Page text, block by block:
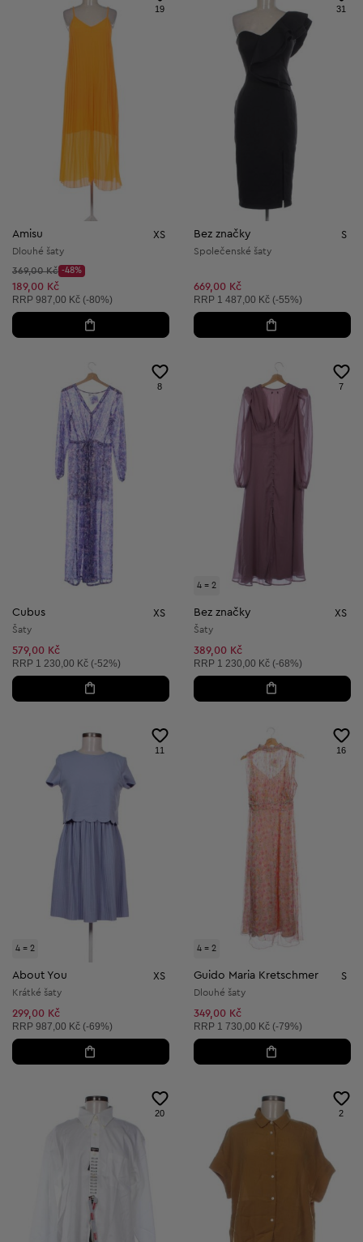
19
Amisu XS
Dlouhé šaty
Původní cena:
369,00 Kč
Discount Price:
-48%
Snížená cena:
189,00 Kč
Doporučená cena:
RRP 987,00 Kč (-80%)
31
Bez značky S
Společenské šaty
669,00 Kč
Doporučená cena:
RRP 1 487,00 Kč (-55%)
8
Cubus XS
Šaty
579,00 Kč
Doporučená cena:
RRP 1 230,00 Kč (-52%)
4 = 2
7
Bez značky XS
Šaty
389,00 Kč
Doporučená cena:
RRP 1 230,00 Kč (-68%)
4 = 2
11
About You XS
Krátké šaty
299,00 Kč
Doporučená cena:
RRP 987,00 Kč (-69%)
4 = 2
16
Guido Maria Kretschmer S
Dlouhé šaty
349,00 Kč
Doporučená cena:
RRP 1 730,00 Kč (-79%)
20 2